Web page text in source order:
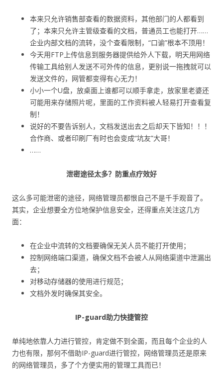
本来只允许销售部查看的数据资料，其他部门的人都看到
了；本来只允许主管级查看的文档，普通员工也能打开……
企业内部文档的流转，没个查看限制，“口谕”根本不顶用！
今天用FTP上传信息到服务器提供给外人下载，明天用网络
传输工具给别人发送不可外传的信息，更别说一拖拽就可以
发送文件的，网管都变得有心无力！
小小一个U盘，放桌面上谁都可以顺手拿走，放家里老婆还
可能用来存储照片呢，里面的工作资料被人轻易打开查看复
制！
说好的不要告诉别人，文档发送出去之后却天下皆知！！！
合作商、或者印刷厂有时也会变成“坑友”大哥！
……
泄密途径太多？防重点疗效好
这么多可能泄密的途径，网络管理员都恨自己不是千手观音了。
其实，企业想要全方位地保护信息安全，还得重点关注这几方
面：
在企业中流转的文档要确保无关人员不能打开使用；
控制网络端口渠道，确保文档不会被人从网络渠道中泄漏出
去；
对移动存储器的使用进行规范；
文档外发时确保其安全。
IP-guard助力快捷管控
单纯地依靠人力进行管控，肯定做不到全面，而且每个企业的人
力也有限，那何不借助IP-guard进行管控，网络管理员还是原来
的网络管理员，多了个方便实用的管理工具而已！